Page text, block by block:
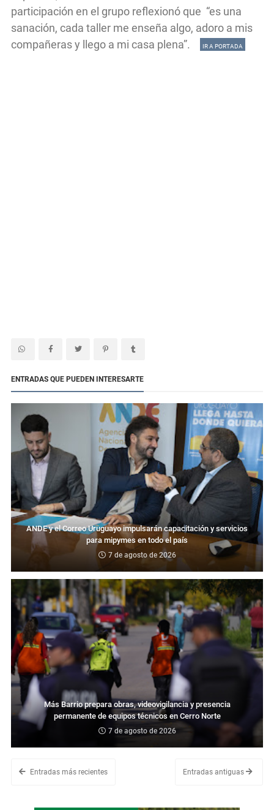
participación en el grupo reflexionó que “es una
sanación, cada taller me enseña algo, adoro a mis
compañeras y llego a mi casa plena”.
IR A PORTADA
ENTRADAS QUE PUEDEN INTERESARTE
ANDE y el Correo Uruguayo impulsarán capacitación y servicios
para mipymes en todo el país
7 de agosto de 2026
Más Barrio prepara obras, videovigilancia y presencia
permanente de equipos técnicos en Cerro Norte
7 de agosto de 2026
Entradas más recientes Entradas antiguas